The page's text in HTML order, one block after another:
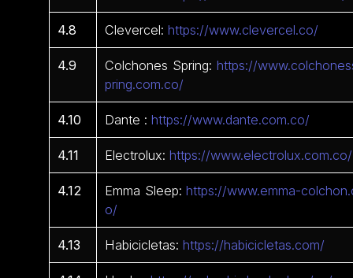
4.8 Clevercel:https://www.clevercel.co/
4.9 Colchones Spring:https://
pring.com.co/
4.10 Dante :https://www.dante.com.co/
4.11 Electrolux:https://www.electrolux.com.co/
4.12 Emma Sleep:https://www.emma-
o/
4.13 Habicicletas:https://habicicletas.com/